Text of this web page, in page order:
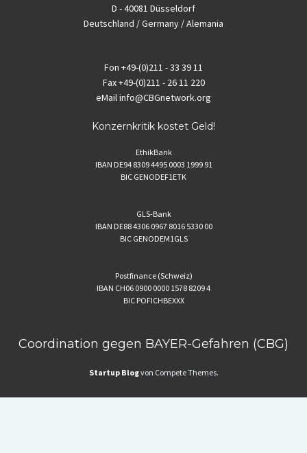
D - 40081 Düsseldorf
Deutschland / Germany / Alemania
Fon +49-(0)211 - 33 39 11
Fax+49-(0)211 - 26 11 220
eMailinfo@CBGnetwork.org
Konzernkritik kostet Geld!
EthikBank
IBAN DE94 8309 4495 0003 1999 91
BIC GENODEF1ETK
GLS-Bank
IBAN DE88 4306 0967 8016 5330 00
BIC GENODEM1GLS
Postfinance (Schweiz)
IBAN CH06 0900 0000 1578 8209 4
BIC POFICHBEXXX
Coordination gegen BAYER-Gefahren (CBG)
Startup Blogvon Compete Themes.